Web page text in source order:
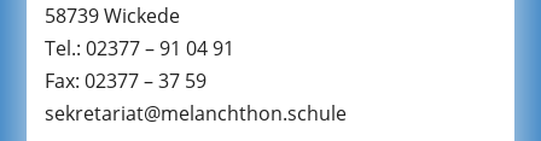
58739 Wickede
Tel.: 02377 – 91 04 91
Fax: 02377 – 37 59
sekretariat@melanchthon.schule